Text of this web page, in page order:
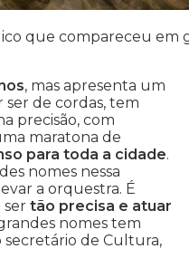
que compareceu em
, mas apresenta um
ser de cordas, tem
precisão, com
maratona de
para toda a cidade.
nomes nessa
a orquestra. É
ser tão precisa e atuar
nomes tem
secretário de Cultura,